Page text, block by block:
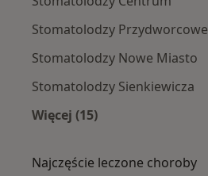
Stomatolodzy Przydworcowe
Stomatolodzy Nowe Miasto
Stomatolodzy Sienkiewicza
Więcej (15)
Najczęście leczone choroby